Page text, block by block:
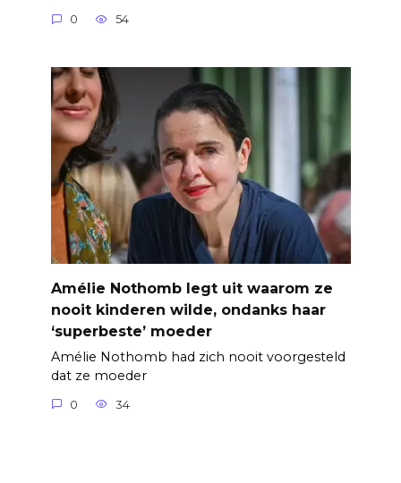
0 54
Amélie Nothomb legt uit waarom ze
nooit kinderen wilde, ondanks haar
‘superbeste’ moeder
Amélie Nothomb had zich nooit voorgesteld
dat ze moeder
0 34